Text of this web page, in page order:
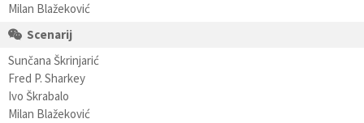
Milan Blažeković
Scenarij
Sunčana Škrinjarić
Fred P. Sharkey
Ivo Škrabalo
Milan Blažeković